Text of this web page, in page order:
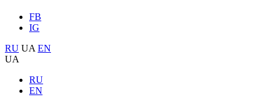
FB
IG
RU UA EN
UA
RU
EN